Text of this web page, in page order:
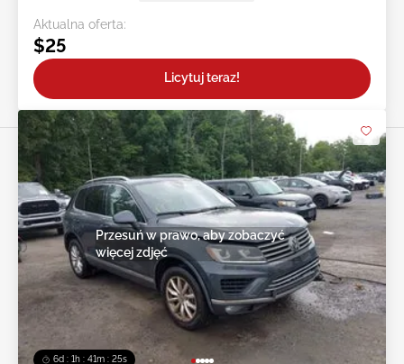
Aktualna oferta:
$25
Licytuj teraz!
6d : 1h : 41m : 23s
Przesuń w prawo, aby zobaczyć
więcej zdjęć